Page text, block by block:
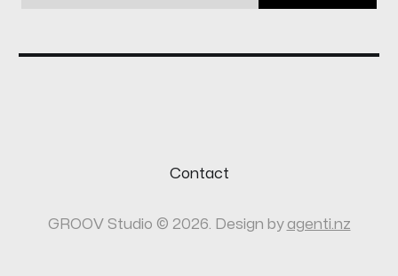
Contact
GROOV Studio © 2026. Design by agenti.nz